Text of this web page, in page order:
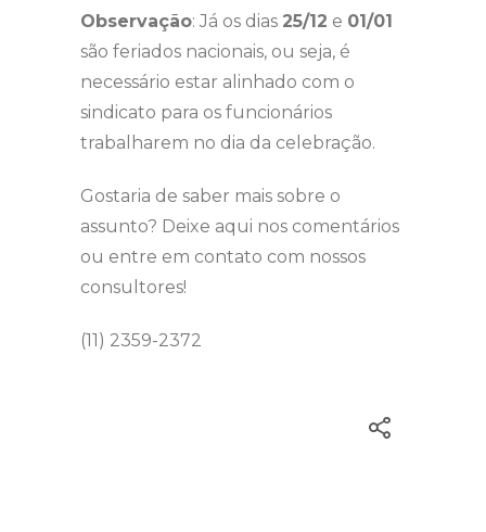
Observação: Já os dias 25/12 e 01/01
são feriados nacionais, ou seja, é
necessário estar alinhado com o
sindicato para os funcionários
trabalharem no dia da celebração.
Gostaria de saber mais sobre o
assunto? Deixe aqui nos comentários
ou entre em contato com nossos
consultores!
(11) 2359-2372